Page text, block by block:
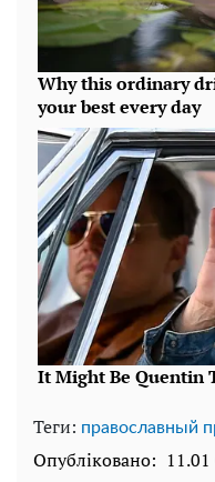
Теги: православный
Опубліковано: